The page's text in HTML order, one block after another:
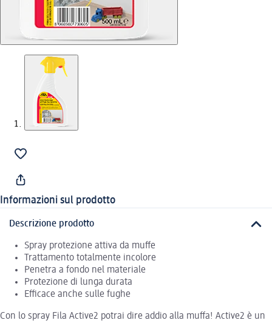
Informazioni sul prodotto
Descrizione prodotto
Spray protezione attiva da muffe
Trattamento totalmente incolore
Penetra a fondo nel materiale
Protezione di lunga durata
Efficace anche sulle fughe
Con lo spray Fila Active2 potrai dire addio alla muffa! Active2 è un